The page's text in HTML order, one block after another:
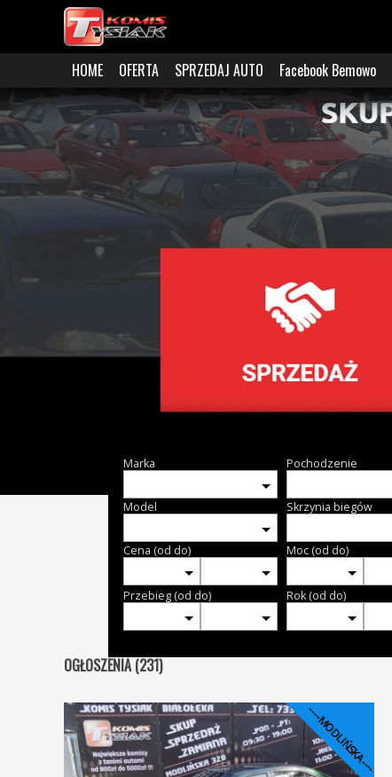
HOME OFERTA SPRZEDAJ AUTO Facebook Bemowo
Marka
Model
Cena (od do)
Przebieg (od do)
Pochodzenie
Skrzynia biegów
Moc (od do)
Rok (od do)
OGŁOSZENIA (231)
----MODLIŃSKA----